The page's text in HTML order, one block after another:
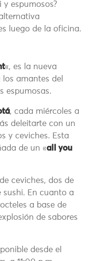
y espumosos?
luego de la oficina.
«, es la nueva
amantes del
espumosas.
, cada miércoles a
deleitarte con un
y ceviches. Esta
de un «all you
ceviches, dos de
En cuanto a
a base de
de sabores
desde el